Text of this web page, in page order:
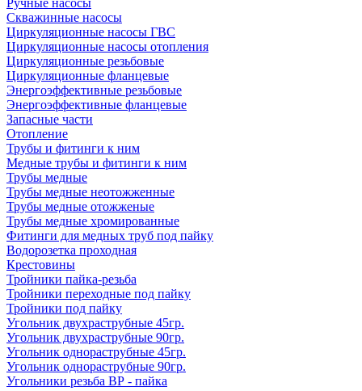
Скважинные насосы
Циркуляционные насосы ГВС
Циркуляционные насосы отопления
Циркуляционные резьбовые
Циркуляционные фланцевые
Энергоэффективные резьбовые
Энергоэффективные фланцевые
Запасные части
Отопление
Трубы и фитинги к ним
Медные трубы и фитинги к ним
Трубы медные
Трубы медные неотожженные
Трубы медные отожженые
Трубы медные хромированные
Фитинги для медных труб под пайку
Водорозетка проходная
Крестовины
Тройники пайка-резьба
Тройники переходные под пайку
Тройники под пайку
Угольник двухраструбные 45гр.
Угольник двухраструбные 90гр.
Угольник однораструбные 45гр.
Угольник однораструбные 90гр.
Угольники резьба ВР - пайка